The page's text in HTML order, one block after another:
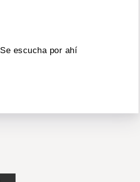
Se escucha por ahí